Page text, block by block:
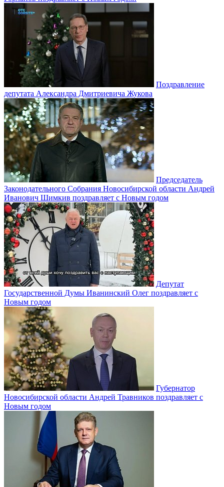
Поздравление
депутата Александра Дмитриевича Жукова
Председатель
Законодательного Собрания Новосибирской области Андрей
Иванович Шимкив поздравляет с Новым годом
Депутат
Государственной Думы Иванинский Олег поздравляет с
Новым годом
Губернатор
Новосибирской области Андрей Травников поздравляет с
Новым годом